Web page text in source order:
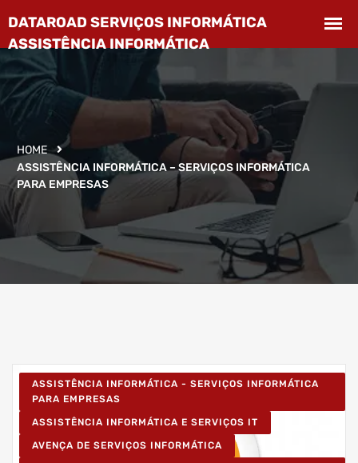
HOME
ASSISTÊNCIA INFORMÁTICA – SERVIÇOS INFORMÁTICA
PARA EMPRESAS
ASSISTÊNCIA INFORMÁTICA - SERVIÇOS INFORMÁTICA
PARA EMPRESAS
ASSISTÊNCIA INFORMÁTICA E SERVIÇOS IT
AVENÇA DE SERVIÇOS INFORMÁTICA